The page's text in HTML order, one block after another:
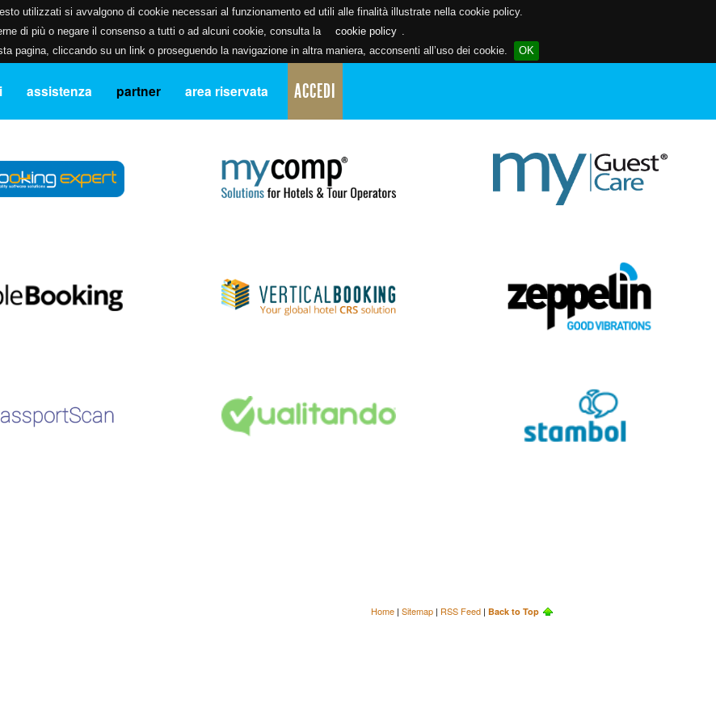
utilizzati si avvalgono di cookie necessari al funzionamento ed utili alle finalità illustrate nella cookie policy.
di più o negare il consenso a tutti o ad alcuni cookie, consulta la
cookie policy .
pagina, cliccando su un link o proseguendo la navigazione in altra maniera, acconsenti all’uso dei cookie.
OK
assistenza partner area riservata ACCEDI
Home | Sitemap | RSS Feed | Back to Top